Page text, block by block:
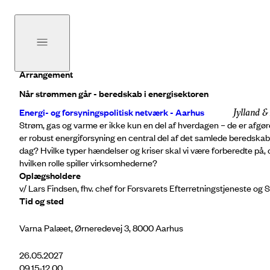
Arrangement
Når strømmen går - beredskab i energisektoren
Energi- og forsyningspolitisk netværk - Aarhus
Jylland
Strøm, gas og varme er ikke kun en del af hverdagen – de er
er robust energiforsyning en central del af det samlede
dag? Hvilke typer hændelser og kriser skal vi være forberedte
hvilken rolle spiller virksomhederne?
Oplægsholdere
v/ Lars Findsen, fhv. chef for Forsvarets Efterretningstjeneste
Tid og sted
Varna Palæet, Ørneredevej 3, 8000 Aarhus
26.05.2027